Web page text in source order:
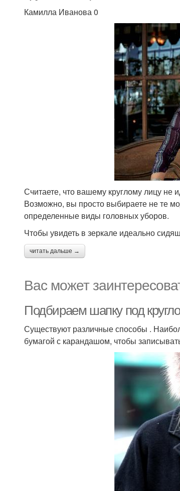
Камилла Иванова 0
Считаете, что вашему круглому лицу не
Возможно, вы просто выбираете не те
определенные виды головных уборов.
Чтобы увидеть в зеркале идеально
читать дальше →
Вас может
Подбираем шапку под
Существуют различные способы .
бумагой с карандашом, чтобы